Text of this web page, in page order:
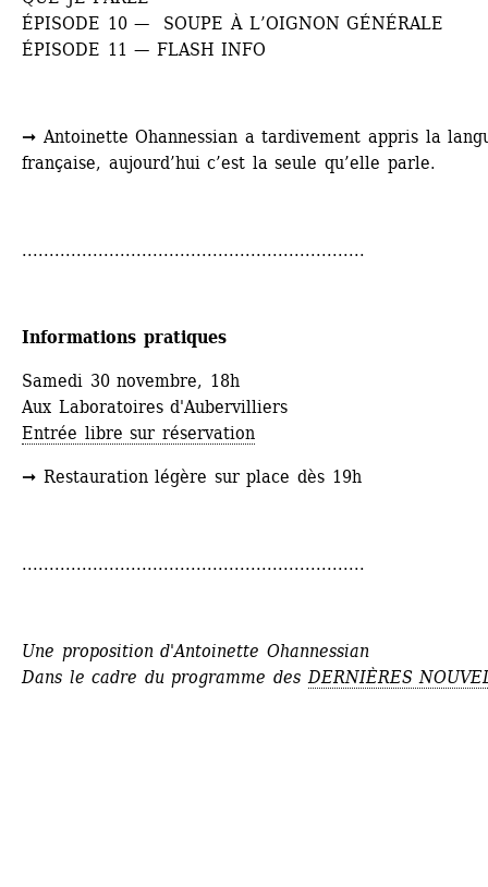
ÉPISODE 10 — SOUPE À L’OIGNON GÉNÉRALE
ÉPISODE 11 — FLASH INFO
➞ Antoinette Ohannessian a tardivement appris la
française, aujourd’hui c’est la seule qu’elle parle.
...............................................................
Informations pratiques
Samedi 30 novembre, 18h
Aux Laboratoires d'Aubervilliers
Entrée libre sur réservation
➞ Restauration légère sur place dès 19h
...............................................................
Une proposition d'Antoinette Ohannessian
Dans le cadre du programme des DERNIÈRES